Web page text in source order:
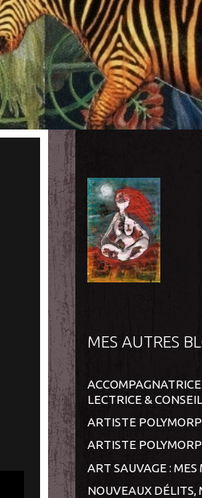
MES AUTRES
LECTRICE &
ARTISTE
ARTISTE
ART SAUVAGE : MES
NOUVEAUX DÉLITS,